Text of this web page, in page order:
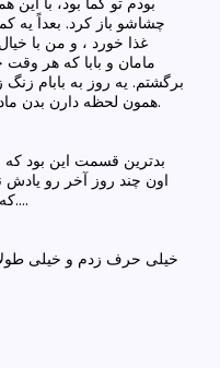
چشاشو باز کرد. بعداً یه
غذا خورد ، و من با
مامان و بابا که هر
برگشتم. یه روز به بابام زنگ
همون لحظه دارن بدن
بدترین قسمت این بود که
اون چند روز آخر رو یادش
که مارال چرا نیومده منو ببینه....
خیلی حرف زدم و خیلی